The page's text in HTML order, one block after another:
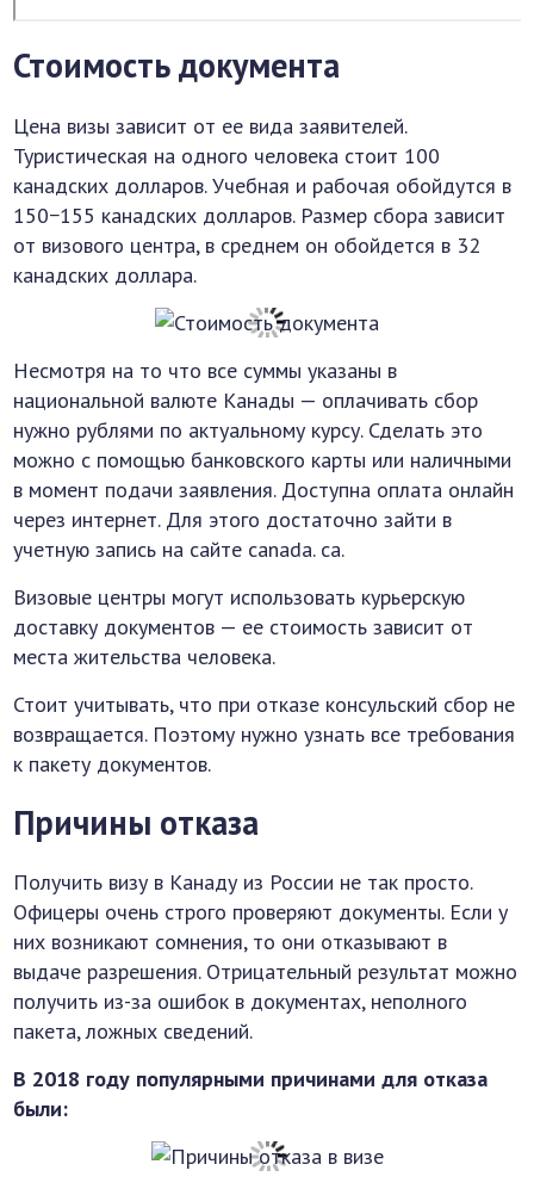
Стоимость документа
Цена визы зависит от ее вида заявителей.
Туристическая на одного человека стоит 100
канадских долларов. Учебная и рабочая обойдутся в
150−155 канадских долларов. Размер сбора зависит
от визового центра, в среднем он обойдется в 32
канадских доллара.
Несмотря на то что все суммы указаны в
национальной валюте Канады — оплачивать сбор
нужно рублями по актуальному курсу. Сделать это
можно с помощью банковского карты или наличными
в момент подачи заявления. Доступна оплата онлайн
через интернет. Для этого достаточно зайти в
учетную запись на сайте canada. ca.
Визовые центры могут использовать курьерскую
доставку документов — ее стоимость зависит от
места жительства человека.
Стоит учитывать, что при отказе консульский сбор не
возвращается. Поэтому нужно узнать все требования
к пакету документов.
Причины отказа
Получить визу в Канаду из России не так просто.
Офицеры очень строго проверяют документы. Если у
них возникают сомнения, то они отказывают в
выдаче разрешения. Отрицательный результат можно
получить из-за ошибок в документах, неполного
пакета, ложных сведений.
В 2018 году популярными причинами для отказа
были: